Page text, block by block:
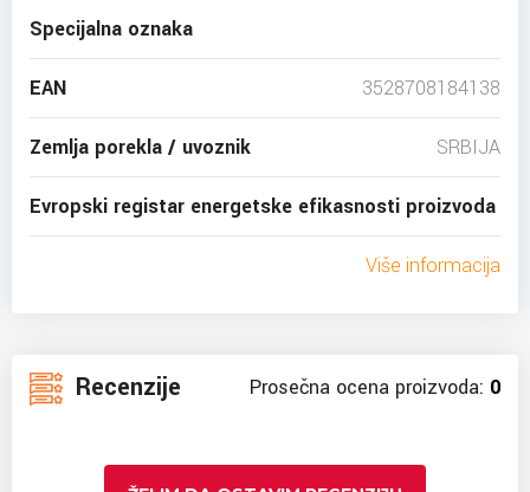
Specijalna oznaka
EAN 3528708184138
Zemlja porekla / uvoznik SRBIJA
Evropski registar energetske efikasnosti proizvoda
Više informacija
Recenzije Prosečna ocena proizvoda: 0